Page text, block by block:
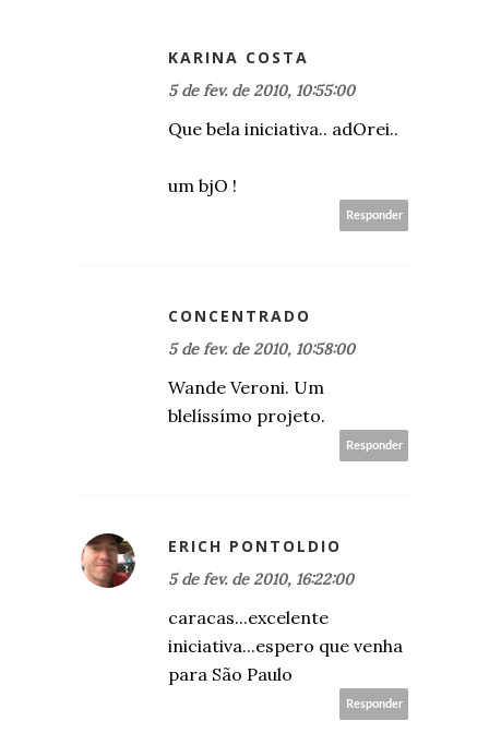
KARINA COSTA
5 de fev. de 2010, 10:55:00
Que bela iniciativa.. adOrei..
um bjO !
Responder
CONCENTRADO
5 de fev. de 2010, 10:58:00
Wande Veroni. Um
blelíssímo projeto.
Responder
ERICH PONTOLDIO
5 de fev. de 2010, 16:22:00
caracas...excelente
iniciativa...espero que venha
para São Paulo
Responder